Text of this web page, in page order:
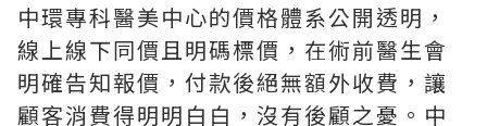
中環專科醫美中心的價格體系公開透明，
線上線下同價且明碼標價，在術前醫生會
明確告知報價，付款後絕無額外收費，讓
顧客消費得明明白白，沒有後顧之憂。中